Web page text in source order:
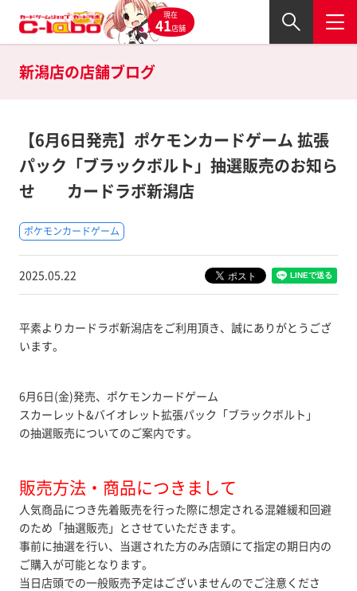
現在
41店舗
新潟店の店舗ブログ
【6月6日発売】ポケモンカードゲーム 拡張
パック「ブラックボルト」抽選販売のお知ら
せ カードラボ新潟店
ポケモンカードゲーム
2025.05.22
平素よりカードラボ新潟店をご利用頂き、誠にありがとうござ
います。
6月6日(金)発売、ポケモンカードゲーム
スカーレット&バイオレット拡張パック「ブラックボルト」
の抽選販売についてのご案内です。
販売方法・商品につきまして
人気商品につき先着販売を行った際に想定される混雑緩和回避
のため「抽選販売」とさせていただきます。
事前に抽選を行い、当選された方のみ店頭にて指定の期日内の
ご購入が可能となります。
当日店頭での一般販売予定はございませんのでご注意くださ